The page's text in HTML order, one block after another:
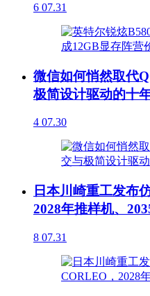
6 07.31
微信如何悄然取代
极简设计驱动的十
4 07.30
日本川崎重工发布
2028年推样机、
8 07.31